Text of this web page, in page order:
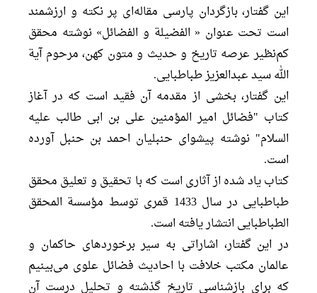
این گفتار، بازگردان پارسی مقاله‌ای پر نکته و ارزشمند
است تحت عنوان «‌ الفضیلة و الفضائل» نوشته محقق
کم‌نظیر عرصه تاریخ و حدیث و متون کهن، مرحوم آیة
الله سید عبدالعزیز طباطبایی.
این گفتار، بخشی از مقدمه آن فقید است که در آغاز
کتاب "فضائل امیر المؤمنین علی بن ابی طالب علیه
السلام" نوشته پیشوای حنبلیان احمد بن حنبل آورده
است.
کتاب یاد شده از آثاری است که با تحقیق و تعلیق محقق
طباطبایی در سال 1433 قمری توسط مؤسسة المحقق
الطباطبایی انتشار یافته است.
در این گفتار، اشاراتی به سیر برخوردهای حاکمان و
عالمان مکتب خلافت با احادیث فضائل علوی می‌بینیم
که برای بازشناسی تاریخ گذشته و تحلیل درست آن